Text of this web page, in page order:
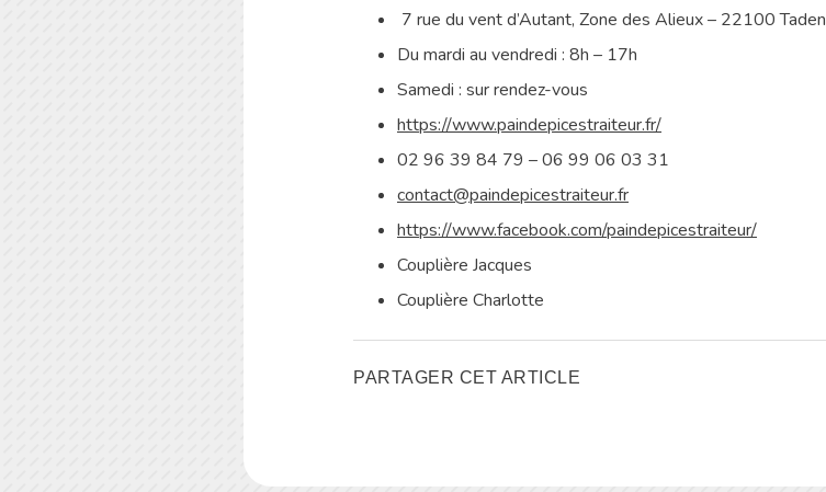
7 rue du vent d’Autant, Zone des Alieux – 22100 Taden
Du mardi au vendredi : 8h – 17h
Samedi : sur rendez-vous
https://www.paindepicestraiteur.fr/
02 96 39 84 79 – 06 99 06 03 31
contact@paindepicestraiteur.fr
https://www.facebook.com/paindepicestraiteur/
Couplière Jacques
Couplière Charlotte
PARTAGER CET ARTICLE